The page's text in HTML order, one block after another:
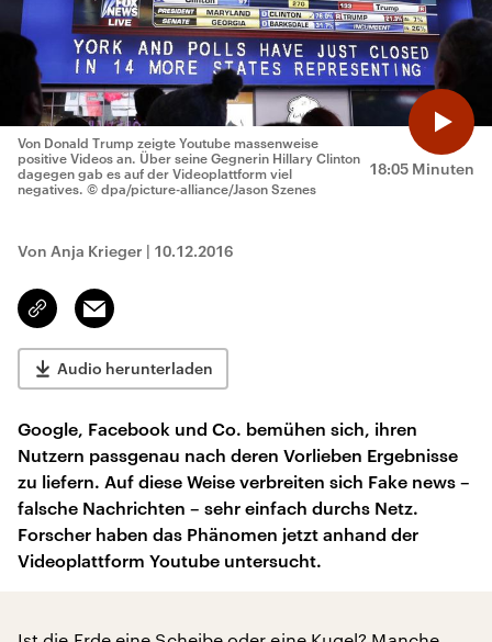
18:05 Minuten
Von Donald Trump zeigte Youtube massenweise
positive Videos an. Über seine Gegnerin Hillary Clinton
dagegen gab es auf der Videoplattform viel
negatives. © dpa/picture-alliance/Jason Szenes
Von Anja Krieger | 10.12.2016
Link
kopieren/teilen
Email
Audio herunterladen
Google, Facebook und Co. bemühen sich, ihren
Nutzern passgenau nach deren Vorlieben Ergebnisse
zu liefern. Auf diese Weise verbreiten sich Fake news –
falsche Nachrichten – sehr einfach durchs Netz.
Forscher haben das Phänomen jetzt anhand der
Videoplattform Youtube untersucht.